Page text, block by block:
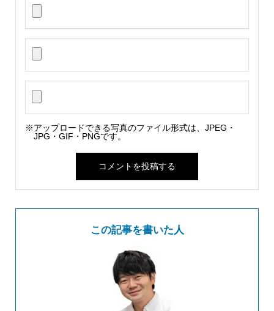
※アップロードできる写真のファイル形式は、JPEG・
JPG・GIF・PNGです。
この記事を書いた人